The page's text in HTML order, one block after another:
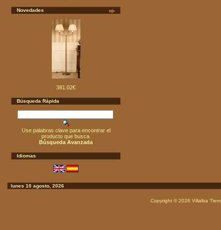
Novedades
381.02€
Búsqueda Rápida
Use palabras clave para encontrar el
producto que busca.
Búsqueda Avanzada
Idiomas
lunes 10 agosto, 2026
Copyright © 2026 Villalba